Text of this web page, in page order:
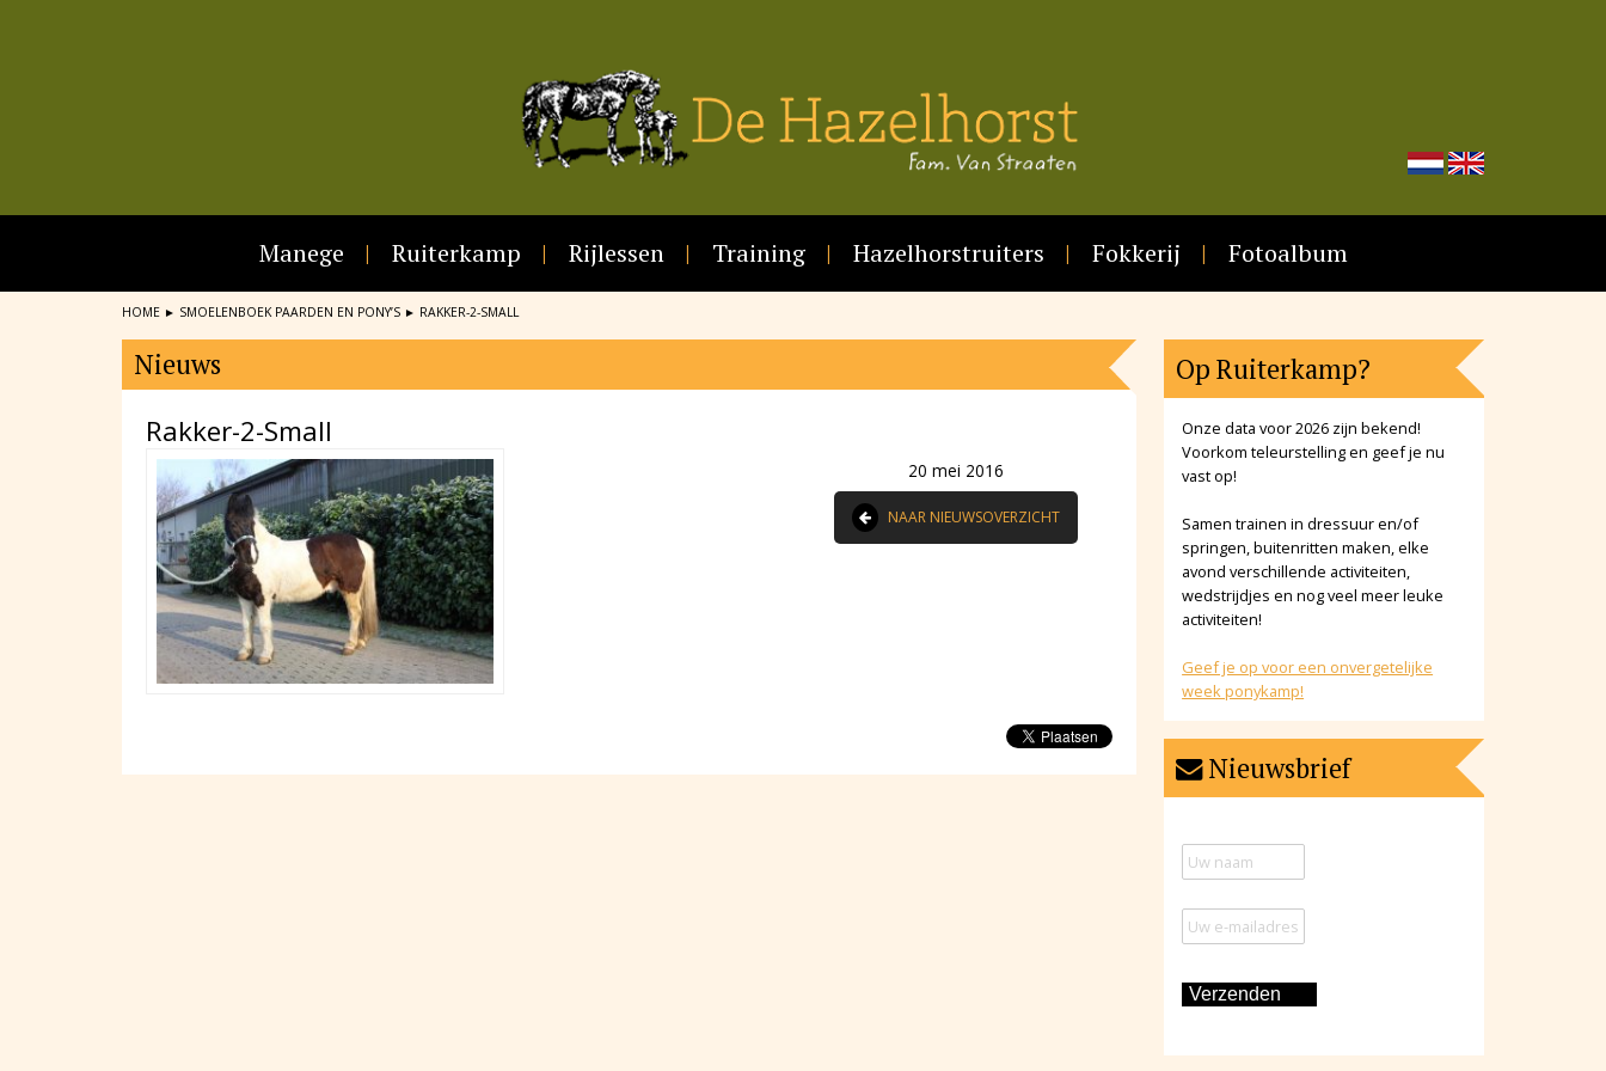
Manege Ruiterkamp Rijlessen Training Hazelhorstruiters Fokkerij Fotoalbum
HOME ► SMOELENBOEK PAARDEN EN PONY’S ► RAKKER-2-SMALL
Nieuws
Rakker-2-Small
20 mei 2016
NAAR NIEUWSOVERZICHT
Op Ruiterkamp?
Onze data voor 2026 zijn bekend!
Voorkom teleurstelling en geef je nu
vast op!
Samen trainen in dressuur en/of
springen, buitenritten maken, elke
avond verschillende activiteiten,
wedstrijdjes en nog veel meer leuke
activiteiten!
Geef je op voor een onvergetelijke
week ponykamp!
Nieuwsbrief